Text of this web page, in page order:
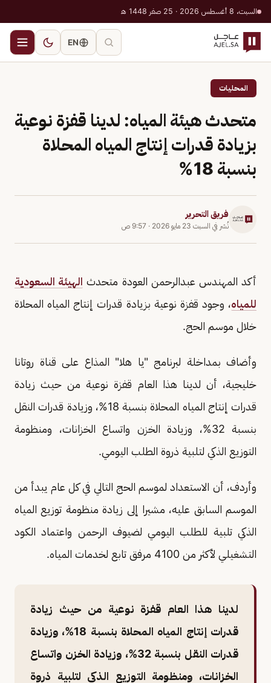
السبت، 8 أغسطس 2026 · 25 صفر 1448 هـ
EN
المحليات
متحدث هيئة المياه: لدينا قفزة نوعية
بزيادة قدرات إنتاج المياه المحلاة
بنسبة 18%
فريق التحرير
نُشر في السبت 23 مايو 2026 · 9:57 ص
أكد المهندس عبدالرحمن العودة متحدث الهيئة السعودية
للمياه، وجود قفزة نوعية بزيادة قدرات إنتاج المياه المحلاة
خلال موسم الحج.
وأضاف بمداخلة لبرنامج "يا هلا" المذاع على قناة روتانا
خليجية، أن لدينا هذا العام قفزة نوعية من حيث زيادة
قدرات إنتاج المياه المحلاة بنسبة 18%، وزيادة قدرات النقل
بنسبة 32%، وزيادة الخزن واتساع الخزانات، ومنظومة
التوزيع الذكي لتلبية ذروة الطلب اليومي.
وأردف، أن الاستعداد لموسم الحج التالي في كل عام يبدأ من
الموسم السابق عليه، مشيرا إلى زيادة منظومة توزيع المياه
الذكي تلبية للطلب اليومي لضيوف الرحمن واعتماد الكود
التشغيلي لأكثر من 4100 مرفق تابع لخدمات المياه.
لدينا هذا العام قفزة نوعية من حيث زيادة
قدرات إنتاج المياه المحلاة بنسبة 18%، وزيادة
قدرات النقل بنسبة 32%، وزيادة الخزن واتساع
الخزانات، ومنظومة التوزيع الذكي لتلبية ذروة